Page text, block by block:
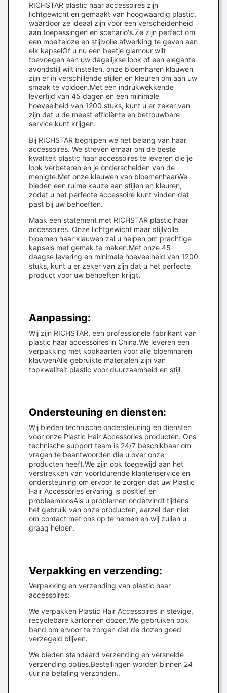
RICHSTAR plastic haar accessoires zijn
lichtgewicht en gemaakt van hoogwaardig plastic,
waardoor ze ideaal zijn voor een verscheidenheid
aan toepassingen en scenario's.Ze zijn perfect om
een moeiteloze en stijlvolle afwerking te geven aan
elk kapselOf u nu een beetje glamour wilt
toevoegen aan uw dagelijkse look of een elegante
avondstijl wilt instellen, onze bloemharen klauwen
zijn er in verschillende stijlen en kleuren om aan uw
smaak te voldoen.Met een indrukwekkende
levertijd van 45 dagen en een minimale
hoeveelheid van 1200 stuks, kunt u er zeker van
zijn dat u de meest efficiënte en betrouwbare
service kunt krijgen.
Bij RICHSTAR begrijpen we het belang van haar
accessoires. We streven ernaar om de beste
kwaliteit plastic haar accessoires te leveren die je
look verbeteren en je onderscheiden van de
menigte.Met onze klauwen van bloemenhaarWe
bieden een ruime keuze aan stijlen en kleuren,
zodat u het perfecte accessoire kunt vinden dat
past bij uw behoeften.
Maak een statement met RICHSTAR plastic haar
accessoires. Onze lichtgewicht maar stijlvolle
bloemen haar klauwen zal u helpen om prachtige
kapsels met gemak te maken.Met onze 45-
daagse levering en minimale hoeveelheid van 1200
stuks, kunt u er zeker van zijn dat u het perfecte
product voor uw behoeften krijgt.
Aanpassing:
Wij zijn RICHSTAR, een professionele fabrikant van
plastic haar accessoires in China.We leveren een
verpakking met kopkaarten voor alle bloemharen
klauwenAlle gebruikte materialen zijn van
topkwaliteit plastic voor duurzaamheid en stijl.
Ondersteuning en diensten:
Wij bieden technische ondersteuning en diensten
voor onze Plastic Hair Accessories producten. Ons
technische support team is 24/7 beschikbaar om
vragen te beantwoorden die u over onze
producten heeft.We zijn ook toegewijd aan het
verstrekken van voortdurende klantenservice en
ondersteuning om ervoor te zorgen dat uw Plastic
Hair Accessories ervaring is positief en
probleemloosAls u problemen ondervindt tijdens
het gebruik van onze producten, aarzel dan niet
om contact met ons op te nemen en wij zullen u
graag helpen.
Verpakking en verzending:
Verpakking en verzending van plastic haar
accessoires:
We verpakken Plastic Hair Accessoires in stevige,
recyclebare kartonnen dozen.We gebruiken ook
band om ervoor te zorgen dat de dozen goed
verzegeld blijven.
We bieden standaard verzending en versnelde
verzending opties.Bestellingen worden binnen 24
uur na betaling verzonden..